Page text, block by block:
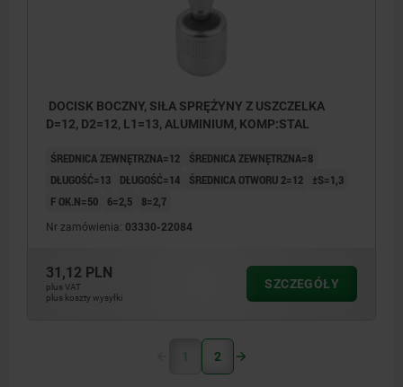
DOCISK BOCZNY, SIŁA SPRĘŻYNY Z USZCZELKA
D=12, D2=12, L1=13, ALUMINIUM, KOMP:STAL
ŚREDNICA ZEWNĘTRZNA=12
ŚREDNICA ZEWNĘTRZNA=8
DŁUGOŚĆ=13
DŁUGOŚĆ=14 ŚREDNICA OTWORU 2=12
±S=1,3
F OK.N=50
6=2,5 8=2,7
Nr zamówienia: 03330-22084
31,12 PLN
plus VAT
plus koszty wysyłki
SZCZEGÓŁY
1 2